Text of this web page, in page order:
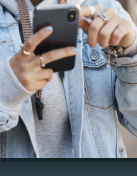
10 Vendidos
37%
$18.990
P. NORMAL
$30.000